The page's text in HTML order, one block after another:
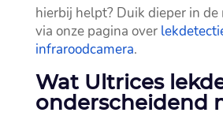
hierbij helpt? Duik dieper in
via onze pagina over
infraroodcamera.​
Wat Ultrices
onderscheidend